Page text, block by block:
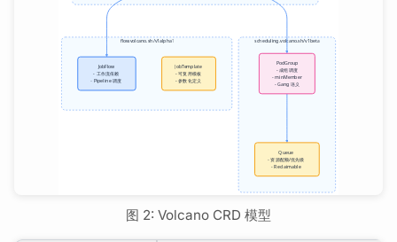
图 2: Volcano CRD 模型